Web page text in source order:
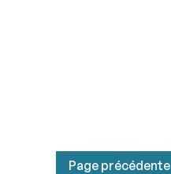
Page précédente